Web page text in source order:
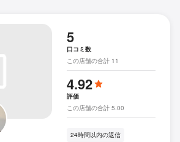
5
口コミ数
この店舗の合計 11
4.92
評価
この店舗の合計 5.00
24時間以内の返信